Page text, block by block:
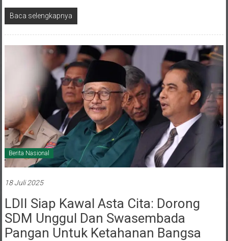
Baca selengkapnya
Berita Nasional
18 Juli 2025
LDII Siap Kawal Asta Cita: Dorong
SDM Unggul Dan Swasembada
Pangan Untuk Ketahanan Bangsa